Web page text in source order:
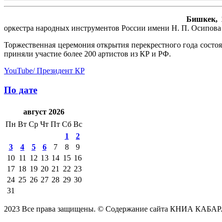
Бишкек,
оркестра народных инструментов России имени Н. П.
Торжественная церемония открытия перекрестного года
приняли участие более 200 артистов из КР и РФ.
YouTube/ Президент КР
По дате
август 2026
Пн Вт Ср Чт Пт Сб Вс
1
2
3
4 5 6 7 8
9
10 11 12 13 14 15 16
17 18 19 20 21 22 23
24 25 26 27 28 29 30
31
2023 Все права защищены. © Содержание сайта КНИА КАБАР.